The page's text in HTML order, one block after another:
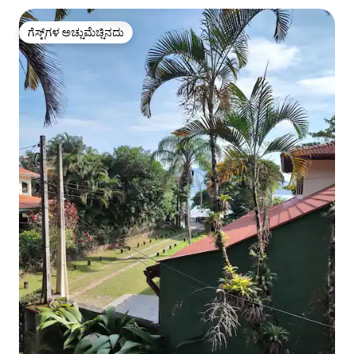
ಗೆಸ್ಟ್‌ಗಳ ಅಚ್ಚುಮೆಚ್ಚಿನದು
ಗೆಸ್ಟ್‌ಗಳ ಅಚ್ಚುಮೆಚ್ಚಿನದು